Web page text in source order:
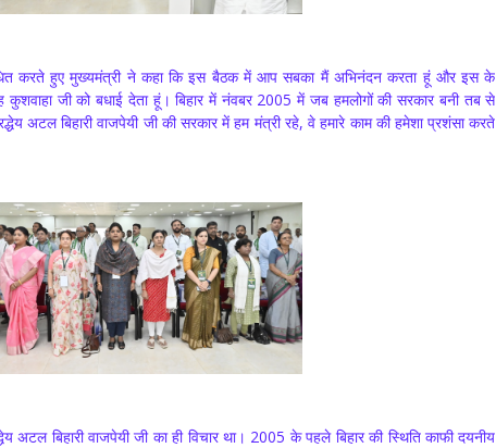
करते हुए मुख्यमंत्री ने कहा कि इस बैठक में आप सबका मैं अभिनंदन करता हूं और इस के
जी को बधाई देता हूं। बिहार में नंवबर 2005 में जब हमलोगों की सरकार बनी तब से
अटल बिहारी वाजपेयी जी की सरकार में हम मंत्री रहे, वे हमारे काम की हमेशा प्रशंसा करते
अटल बिहारी वाजपेयी जी का ही विचार था। 2005 के पहले बिहार की स्थिति काफी दयनीय